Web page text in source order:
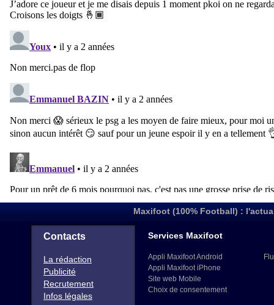
Maxifoot (100% Football) :
Contacts
La rédaction
Publicité
Recrutement
Infos légales
Services Maxifoot
Appli Maxifoot Android
Appli Maxifoot iPhone
Site web Mobile
Choix de consentement